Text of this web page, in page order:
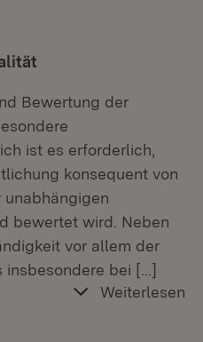
Bewertung der
ist es erforderlich,
konsequent von
unabhängigen
bewertet wird. Neben
vor allem der
bei […]
Weiterlesen